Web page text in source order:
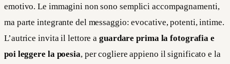
emotivo. Le immagini non sono semplici accompagnamenti,
ma parte integrante del messaggio: evocative, potenti, intime.
L’autrice invita il lettore a guardare prima la fotografia e
poi leggere la poesia, per cogliere appieno il significato e la